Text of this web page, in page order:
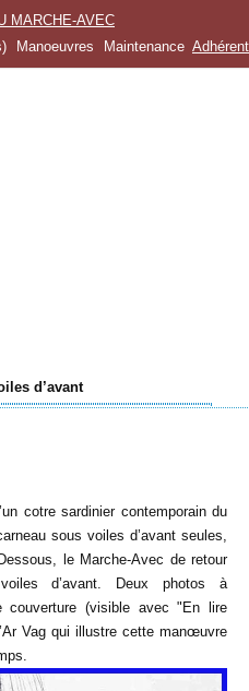
MARCHE-AVEC
Manoeuvres Maintenance
d’avant
cotre sardinier contemporain du
sous voiles d’avant seules,
le Marche-Avec de retour
d’avant. Deux photos à
couverture (visible avec "En lire
Vag qui illustre cette manœuvre